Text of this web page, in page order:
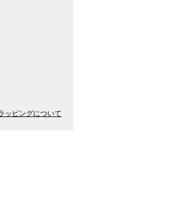
ッピングについて